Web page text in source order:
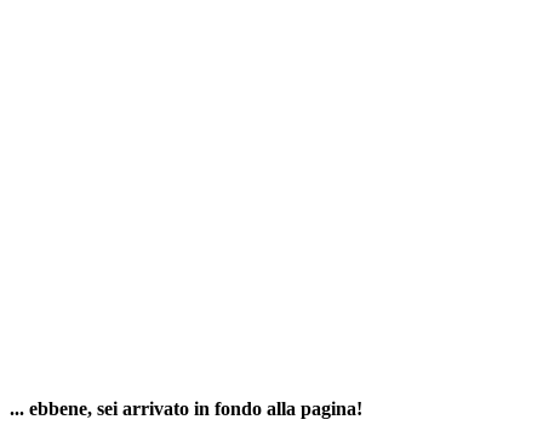
... ebbene, sei arrivato in fondo alla pagina!